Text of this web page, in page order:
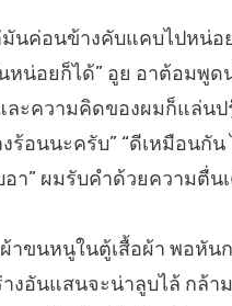
มันค่อนข้างคับแคบไปหน่อ
หน่อยก็ได้” อูย อาต้อมพู
ละความคิดของผมก็แล่น
ร้อนนะครับ” “ดีเหมือนกั
อา” ผมรับคำด้วยความตื่
าขนหนูในตู้เสื้อผ้า พอหัน
างอันแสนจะน่าลูบไล้ กล้